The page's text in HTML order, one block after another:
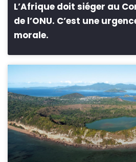
L’Afrique doit siéger au
de l’ONU. C’est une
morale.